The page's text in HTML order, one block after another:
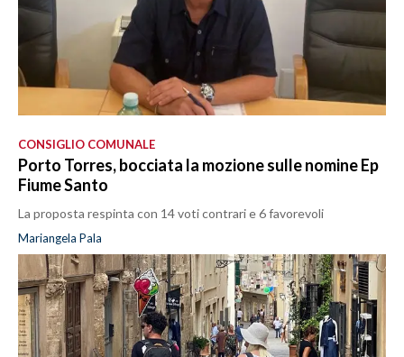
CONSIGLIO COMUNALE
Porto Torres, bocciata la mozione sulle nomine Ep
Fiume Santo
La proposta respinta con 14 voti contrari e 6 favorevoli
Mariangela Pala